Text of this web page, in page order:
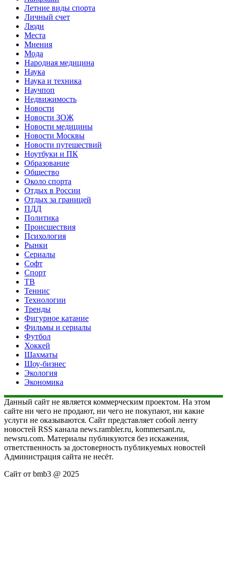
Летние виды спорта
Личный счет
Люди
Места
Мнения
Мода
Народная медицина
Наука
Наука и техника
Научпоп
Недвижимость
Новости
Новости ЗОЖ
Новости медицины
Новости Москвы
Новости путешествий
Ноутбуки и ПК
Образование
Общество
Около спорта
Отдых в России
Отдых за границей
ПДД
Политика
Происшествия
Психология
Рынки
Сериалы
Софт
Спорт
ТВ
Теннис
Технологии
Тренды
Фигурное катание
Фильмы и сериалы
Футбол
Хоккей
Шахматы
Шоу-бизнес
Экология
Экономика
Данный сайт не является коммерческим проектом. На этом
сайте ни чего не продают, ни чего не покупают, ни какие
услуги не оказываются. Сайт представляет собой ленту
новостей RSS канала news.rambler.ru, kommersant.ru,
newsru.com. Материалы публикуются без искажения,
ответственность за достоверность публикуемых новостей
Администрация сайта не несёт.
Сайт от bmb3 @ 2025